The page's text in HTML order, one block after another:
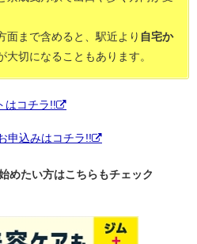
面まで含めると、駅近より 自宅か
大切になることもあります。
はコチラ!!
申込みはコチラ!!
めたい方はこちらもチェック